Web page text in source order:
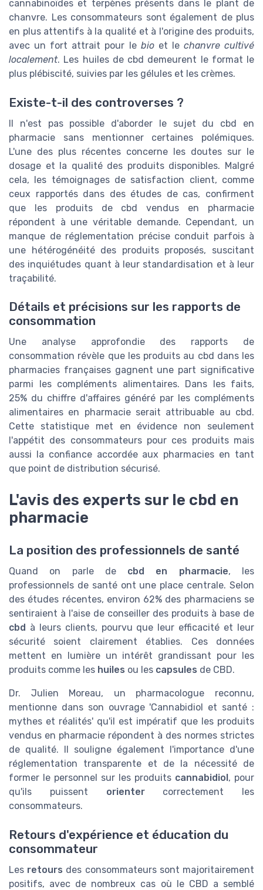
cannabinoïdes et terpènes présents dans le plant de
chanvre. Les consommateurs sont également de plus
en plus attentifs à la qualité et à l'origine des produits,
avec un fort attrait pour le bioet le chanvre cultivé
localement. Les huiles de cbd demeurent le format le
plus plébiscité, suivies par les gélules et les crèmes.
Existe-t-il des controverses ?
Il n'est pas possible d'aborder le sujet du cbd en
pharmacie sans mentionner certaines polémiques.
L'une des plus récentes concerne les doutes sur le
dosage et la qualité des produits disponibles. Malgré
cela, les témoignages de satisfaction client, comme
ceux rapportés dans des études de cas, confirment
que les produits de cbd vendus en pharmacie
répondent à une véritable demande. Cependant, un
manque de réglementation précise conduit parfois à
une hétérogénéité des produits proposés, suscitant
des inquiétudes quant à leur standardisation et à leur
traçabilité.
Détails et précisions sur les rapports de
consommation
Une analyse approfondie des rapports de
consommation révèle que les produits au cbd dans les
pharmacies françaises gagnent une part significative
parmi les compléments alimentaires. Dans les faits,
25% du chiffre d'affaires généré par les compléments
alimentaires en pharmacie serait attribuable au cbd.
Cette statistique met en évidence non seulement
l'appétit des consommateurs pour ces produits mais
aussi la confiance accordée aux pharmacies en tant
que point de distribution sécurisé.
L'avis des experts sur le cbd en
pharmacie
La position des professionnels de santé
Quand on parle de cbd en pharmacie, les
professionnels de santé ont une place centrale. Selon
des études récentes, environ 62% des pharmaciens se
sentiraient à l'aise de conseiller des produits à base de
cbd à leurs clients, pourvu que leur efficacité et leur
sécurité soient clairement établies. Ces données
mettent en lumière un intérêt grandissant pour les
produits comme les huiles ou les capsules de CBD.
Dr. Julien Moreau, un pharmacologue reconnu,
mentionne dans son ouvrage 'Cannabidiol et santé :
mythes et réalités' qu'il est impératif que les produits
vendus en pharmacie répondent à des normes strictes
de qualité. Il souligne également l'importance d'une
réglementation transparente et de la nécessité de
former le personnel sur les produits cannabidiol , pour
qu'ils puissent orientercorrectement les
consommateurs.
Retours d'expérience et éducation du
consommateur
Les retours des consommateurs sont majoritairement
positifs, avec de nombreux cas où le CBD a semblé